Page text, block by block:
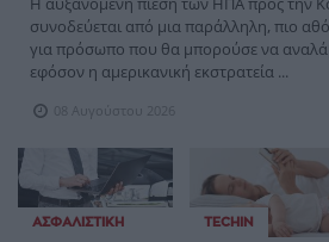
συνοδεύεται από μια παράλληλη, πιο
για πρόσωπο που θα μπορούσε να
εφόσον η αμερικανική εκστρατεία ...
08 Αυγούστου 2026
ΑΣΦΑΛΙΣΤΙΚΉ TECHIN